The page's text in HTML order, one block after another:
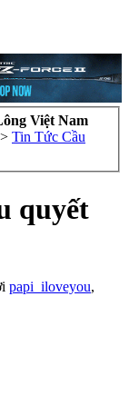
Việt Nam
> Tin Tức Cầu
quyết
papi_iloveyou,